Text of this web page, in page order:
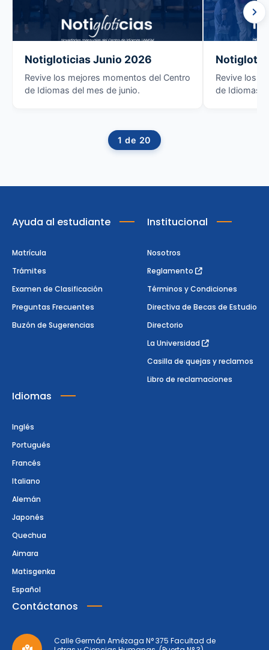
Notigloticias Junio 2026
Revive los mejores momentos del Centro
de Idiomas del mes de junio.
Revive los
de Idiomas
1 de 20
Ayuda al estudiante
Matrícula
Trámites
Examen de Clasificación
Preguntas Frecuentes
Buzón de Sugerencias
Institucional
Nosotros
Reglamento
Términos y Condiciones
Directiva de Becas de Estudio
Directorio
La Universidad
Casilla de quejas y reclamos
Libro de reclamaciones
Idiomas
Inglés
Portugués
Francés
Italiano
Alemán
Japonés
Quechua
Aimara
Matisgenka
Español
Contáctanos
Calle Germán Amézaga N° 375 Facultad de